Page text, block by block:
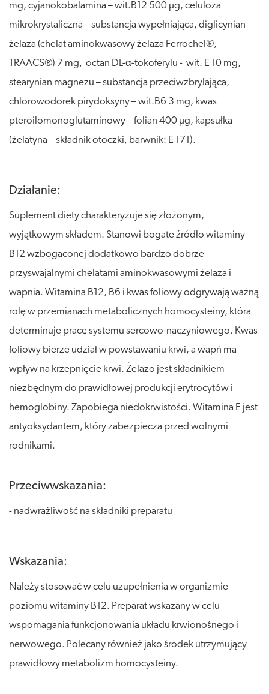
mg, cyjanokobalamina – wit.B12 500 µg, celuloza
mikrokrystaliczna – substancja wypełniająca, diglicynian
żelaza (chelat aminokwasowy żelaza Ferrochel®,
TRAACS®) 7 mg, octan DL-α-tokoferylu - wit. E 10 mg,
stearynian magnezu – substancja przeciwzbrylająca,
chlorowodorek pirydoksyny – wit.B6 3 mg, kwas
pteroilomonoglutaminowy – folian 400 µg, kapsułka
(żelatyna – składnik otoczki, barwnik: E 171).
Działanie:
Suplement diety charakteryzuje się złożonym,
wyjątkowym składem. Stanowi bogate źródło witaminy
B12 wzbogaconej dodatkowo bardzo dobrze
przyswajalnymi chelatami aminokwasowymi żelaza i
wapnia. Witamina B12, B6 i kwas foliowy odgrywają ważną
rolę w przemianach metabolicznych homocysteiny, która
determinuje pracę systemu sercowo-naczyniowego. Kwas
foliowy bierze udział w powstawaniu krwi, a wapń ma
wpływ na krzepnięcie krwi. Żelazo jest składnikiem
niezbędnym do prawidłowej produkcji erytrocytów i
hemoglobiny. Zapobiega niedokrwistości. Witamina E jest
antyoksydantem, który zabezpiecza przed wolnymi
rodnikami.
Przeciwwskazania:
- nadwrażliwość na składniki preparatu
Wskazania:
Należy stosować w celu uzupełnienia w organizmie
poziomu witaminy B12. Preparat wskazany w celu
wspomagania funkcjonowania układu krwionośnego i
nerwowego. Polecany również jako środek utrzymujący
prawidłowy metabolizm homocysteiny.